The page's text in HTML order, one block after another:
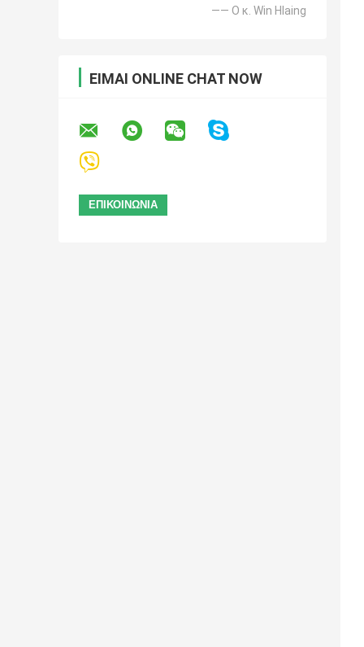
—— Ο κ. Win Hlaing
ΕΊΜΑΙ ONLINE CHAT NOW